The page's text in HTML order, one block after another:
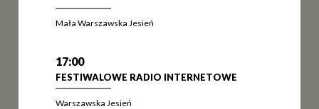
Mała Warszawska Jesień
17:00
FESTIWALOWE RADIO INTERNETOWE
Warszawska Jesień